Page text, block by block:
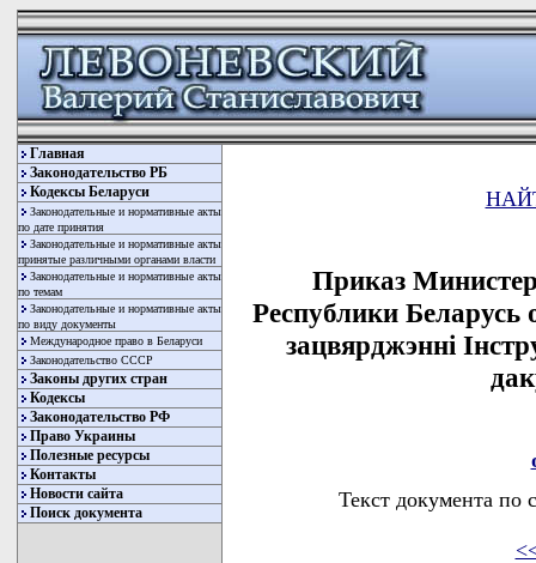
Главная
Законодательство РБ
Кодексы Беларуси
Законодательные и нормативные акты
по дате принятия
Законодательные и нормативные акты
принятые различными органами власти
Законодательные и нормативные акты
по темам
Законодательные и нормативные акты
по виду документы
Международное право в Беларуси
Законодательство СССР
Законы других стран
Кодексы
Законодательство РФ
Право Украины
Полезные ресурсы
Контакты
Новости сайта
Поиск документа
Приказ
Республики
зацвярджэннi
Текст документа по